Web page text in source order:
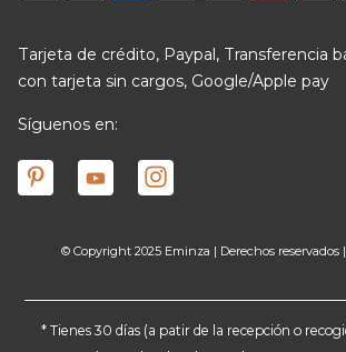
Tarjeta de crédito, Paypal, Transferencia
con tarjeta sin cargos, Google/Apple pay
Síguenos en:
© Copyright 2025 Eminza | Derechos reservados |
* Tienes 30 días (a patir de la recepción o